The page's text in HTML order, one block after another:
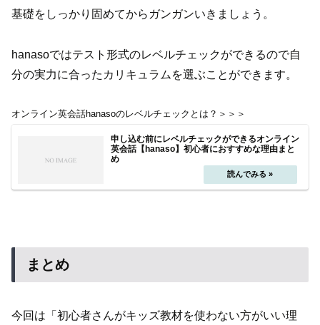
基礎をしっかり固めてからガンガンいきましょう。
hanasoではテスト形式のレベルチェックができるので自
分の実力に合ったカリキュラムを選ぶことができます。
オンライン英会話hanasoのレベルチェックとは？＞＞＞
申し込む前にレベルチェックができるオンライン
英会話【hanaso】初心者におすすめな理由まと
め
まとめ
今回は「初心者さんがキッズ教材を使わない方がいい理